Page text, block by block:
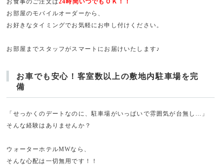
お食事のご注文は24時間いつでもＯＫ！！
お部屋のモバイルオーダーから、
お好きなタイミングでお気軽にお申し付けください。
お部屋までスタッフがスマートにお届けいたします♪
お車でも安心！客室数以上の敷地内駐車場を完
備
「せっかくのデートなのに、駐車場がいっぱいで雰囲気が台無し…」
そんな経験はありませんか？
ウォーターホテルMWなら、
そんな心配は一切無用です！！